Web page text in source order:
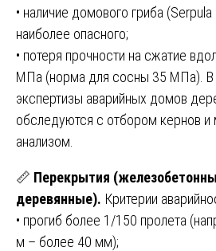
• наличие домового гриба
наиболее опасного;
• потеря прочности на сжатие
МПа (норма для сосны 35 МПа). В
экспертизы аварийных домов
обследуются с отбором кернов и
анализом.
📏 Перекрытия
деревянные). Критерии
• прогиб более 1/150 пролета
м – более 40 мм);